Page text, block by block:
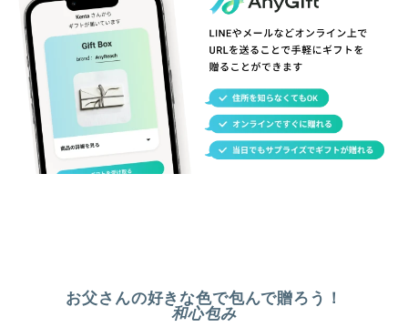
お父さんの好きな色で包んで贈ろう！
和心包み